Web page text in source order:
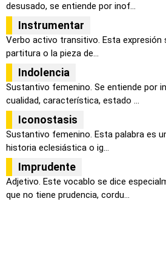
desusado, se entiende por inof...
Instrumentar
Verbo activo transitivo. Esta expresión
partitura o la pieza de...
Indolencia
Sustantivo femenino. Se entiende por
cualidad, característica, estado ...
Iconostasis
Sustantivo femenino. Esta palabra es
historia eclesiástica o ig...
Imprudente
Adjetivo. Este vocablo se dice
que no tiene prudencia, cordu...